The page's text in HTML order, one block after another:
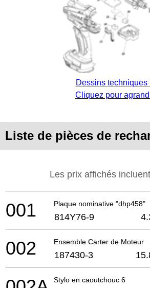
Dessins techniques
Cliquez pour
Liste de pièces de
Les prix affichés
Plaque nominative "dhp458"
001 814Y76-9
Ensemble Carter de Moteur
002 187430-3
Stylo en caoutchouc 6